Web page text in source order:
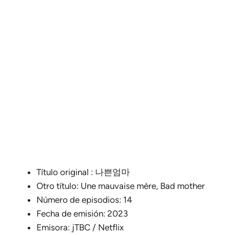
Título original : 나쁜엄마
Otro título: Une mauvaise mère, Bad mother
Número de episodios: 14
Fecha de emisión: 2023
Emisora: jTBC / Netflix